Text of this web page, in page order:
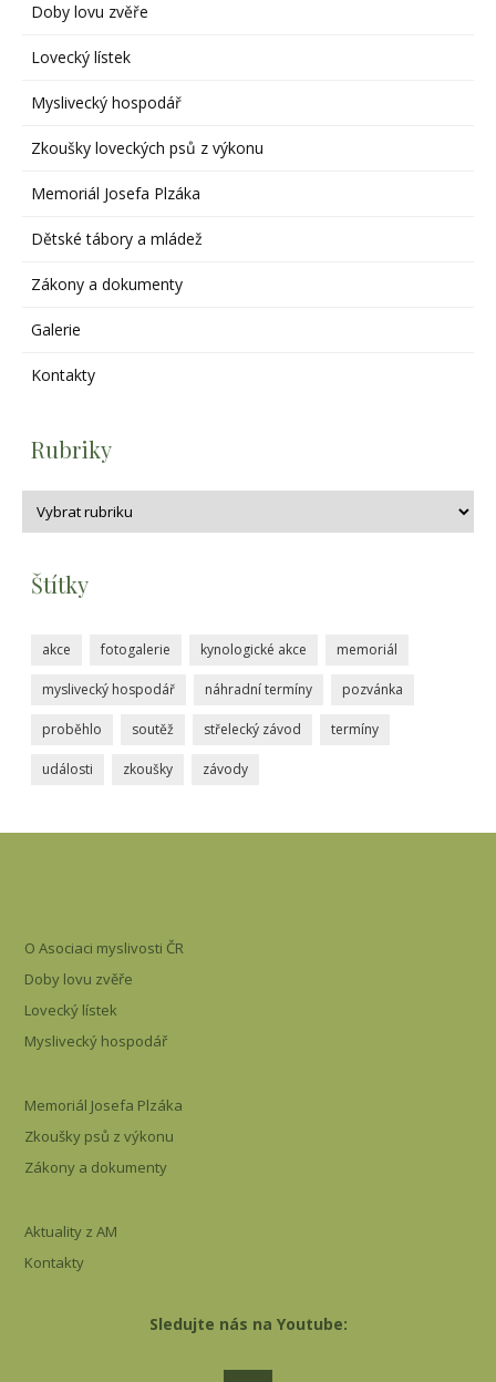
Doby lovu zvěře
Lovecký lístek
Myslivecký hospodář
Zkoušky loveckých psů z výkonu
Memoriál Josefa Plzáka
Dětské tábory a mládež
Zákony a dokumenty
Galerie
Kontakty
Rubriky
Štítky
akce fotogalerie kynologické akce memoriál
myslivecký hospodář náhradní termíny pozvánka
proběhlo soutěž střelecký závod termíny
události zkoušky závody
O Asociaci myslivosti ČR
Doby lovu zvěře
Lovecký lístek
Myslivecký hospodář
Memoriál Josefa Plzáka
Zkoušky psů z výkonu
Zákony a dokumenty
Aktuality z AM
Kontakty
Sledujte nás na Youtube: